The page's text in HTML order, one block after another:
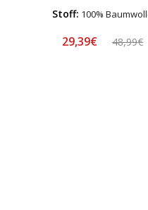
Stoff: 100%
29,39€ 48,99€